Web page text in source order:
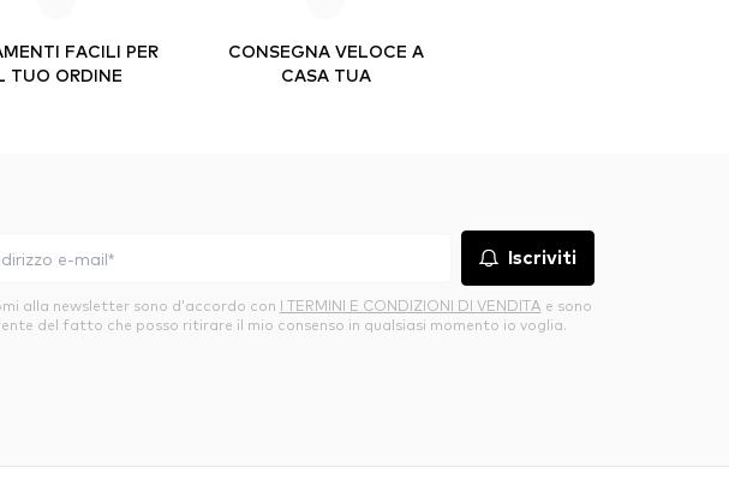
FACILI PER
TUO ORDINE
CONSEGNA VELOCE A
CASA TUA
Iscriviti
alla newsletter sono d’accordo con I TERMINI E CONDIZIONI DI VENDITA e sono
del fatto che posso ritirare il mio consenso in qualsiasi momento io voglia.